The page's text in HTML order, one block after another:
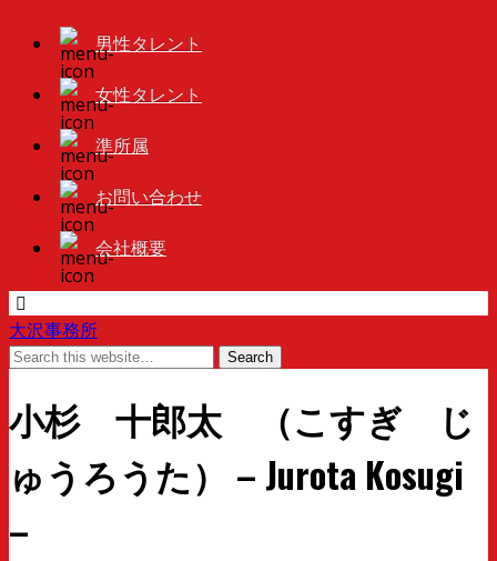
男性タレント
女性タレント
準所属
お問い合わせ
会社概要
大沢事務所
小杉 十郎太 （こすぎ じ
ゅうろうた） – Jurota Kosugi
–